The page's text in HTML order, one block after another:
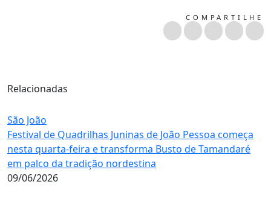
COMPARTILHE
Relacionadas
São João
Festival de Quadrilhas Juninas de João Pessoa começa
nesta quarta-feira e transforma Busto de Tamandaré
em palco da tradição nordestina
09/06/2026